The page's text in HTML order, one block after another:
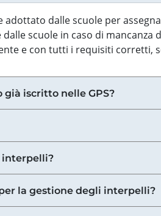
dalle scuole per
scuole in caso di mancanza
e con tutti i requisiti corretti,
già iscritto nelle GPS?
interpelli?
la gestione degli interpelli?